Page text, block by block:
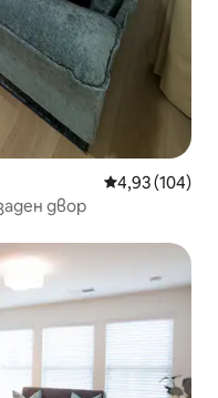
Средна
4,93 (104)
двор